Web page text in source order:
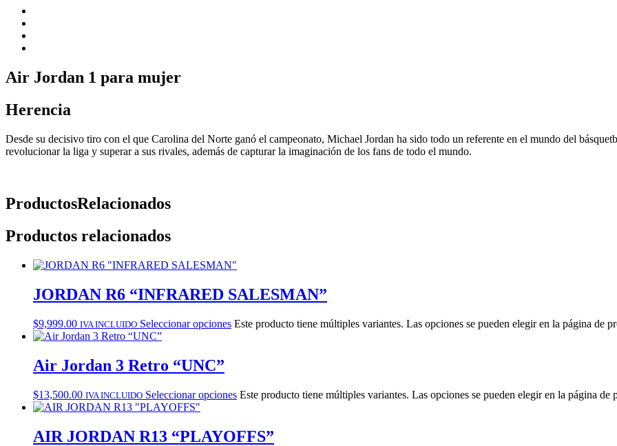
Air Jordan 1 para mujer
Herencia
Desde su decisivo tiro con el que Carolina del Norte ganó el campeonato, Michael Jordan ha sido todo un referente en el mundo del
revolucionar la liga y superar a sus rivales, además de capturar la imaginación de los fans de todo el mundo.
ProductosRelacionados
Productos relacionados
JORDAN R6 “INFRARED SALESMAN”
$9,999.00 IVA INCLUIDO Seleccionar opciones Este producto tiene múltiples variantes. Las opciones se pueden elegir en la página de
Air Jordan 3 Retro “UNC”
$13,500.00 IVA INCLUIDO Seleccionar opciones Este producto tiene múltiples variantes. Las opciones se pueden elegir en la página de
AIR JORDAN R13 “PLAYOFFS”